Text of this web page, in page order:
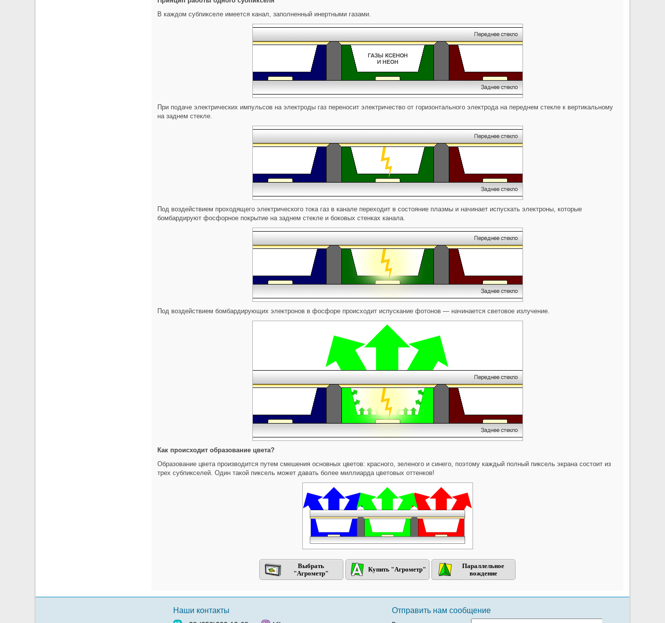
В каждом субпикселе имеется канал, заполненный инертными газами.
При подаче электрических импульсов на электроды газ переносит электричество от горизонтального электрода на переднем стекле к вертикальному
на заднем стекле.
Под воздействием проходящего электрического тока газ в канале переходит в состояние плазмы и начинает испускать электроны, которые
бомбардируют фосфорное покрытие на заднем стекле и боковых стенках канала.
Под воздействием бомбардирующих электронов в фосфоре происходит испускание фотонов — начинается световое излучение.
Как происходит образование цвета?
Образование цвета производится путем смешения основных цветов: красного, зеленого и синего, поэтому каждый полный пиксель экрана состоит из
трех субпикселей. Один такой пиксель может давать более миллиарда цветовых оттенков!
Выбрать
"Агрометр"
Купить "Агрометр"
Параллельное
вождение
Наши контакты Отправить нам сообщение